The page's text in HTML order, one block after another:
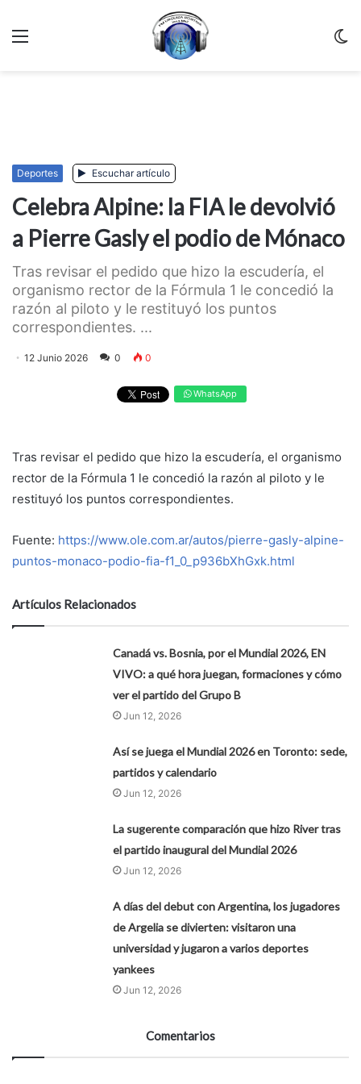
Deportes Escuchar artículo
Celebra Alpine: la FIA le devolvió
a Pierre Gasly el podio de Mónaco
Tras revisar el pedido que hizo la escudería, el
organismo rector de la Fórmula 1 le concedió la
razón al piloto y le restituyó los puntos
correspondientes. ...
12 Junio 2026 0 0
WhatsApp
Tras revisar el pedido que hizo la escudería, el organismo
rector de la Fórmula 1 le concedió la razón al piloto y le
restituyó los puntos correspondientes.
Fuente: https://www.ole.com.ar/autos/pierre-gasly-alpine-
puntos-monaco-podio-fia-f1_0_p936bXhGxk.html
Artículos Relacionados
Canadá vs. Bosnia, por el Mundial 2026, EN
VIVO: a qué hora juegan, formaciones y cómo
ver el partido del Grupo B
Jun 12, 2026
Así se juega el Mundial 2026 en Toronto: sede,
partidos y calendario
Jun 12, 2026
La sugerente comparación que hizo River tras
el partido inaugural del Mundial 2026
Jun 12, 2026
A días del debut con Argentina, los jugadores
de Argelia se divierten: visitaron una
universidad y jugaron a varios deportes
yankees
Jun 12, 2026
Comentarios